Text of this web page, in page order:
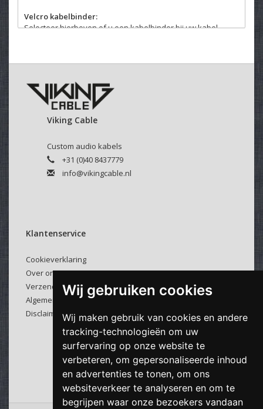
Wij gebruiken cookies
Wij maken gebruik van cookies en andere
tracking-technologieën om uw
surfervaring op onze website te
verbeteren, om gepersonaliseerde inhoud
en advertenties te tonen, om ons
websiteverkeer te analyseren en om te
begrijpen waar onze bezoekers vandaan
Velcro kabelbinder:
Selecteer hierboven of u een kabelbinder bij uw kabel
Viking Cable
Custom audio kabels
+31 (0)40 8437779
info@vikingcable.nl
Klantenservice
Cookieverklaring
Over ons
Verzenden & retourneren
Algemene voorwaarden
Disclaimer